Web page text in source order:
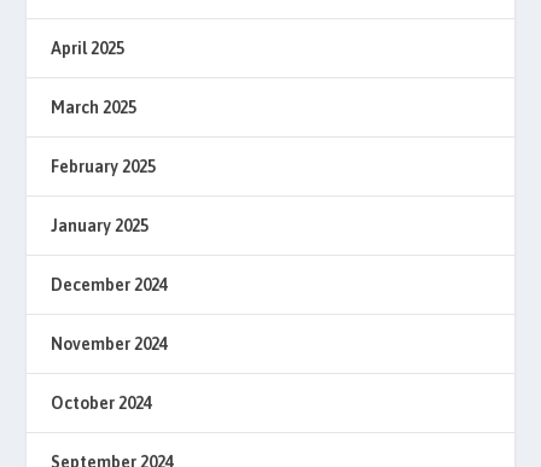
April 2025
March 2025
February 2025
January 2025
December 2024
November 2024
October 2024
September 2024